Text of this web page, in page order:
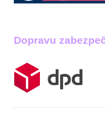
Dopravu